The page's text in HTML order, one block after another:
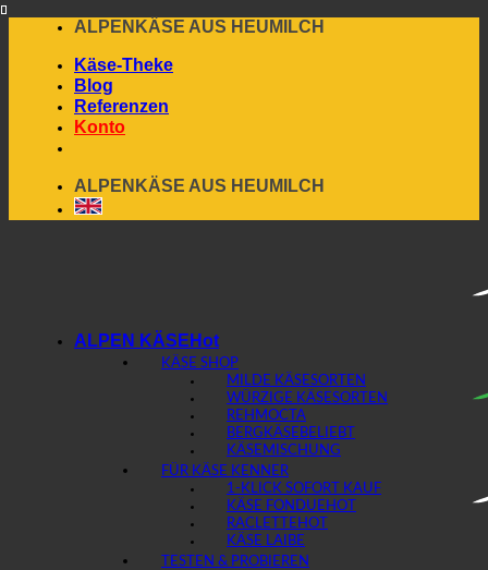
content
ALPENKÄSE AUS HEUMILCH
Käse-Theke
Blog
Referenzen
Konto
ALPENKÄSE AUS HEUMILCH
ALPEN KÄSE
KÄSE SHOP
MILDE KÄSESORTEN
WÜRZIGE KÄSESORTEN
REHMOCTA
BERGKÄSE
KÄSEMISCHUNG
FÜR KÄSE KENNER
1-KLICK SOFORT KAUF
KÄSE FONDUE
RACLETTE
KÄSE LAIBE
TESTEN & PROBIEREN